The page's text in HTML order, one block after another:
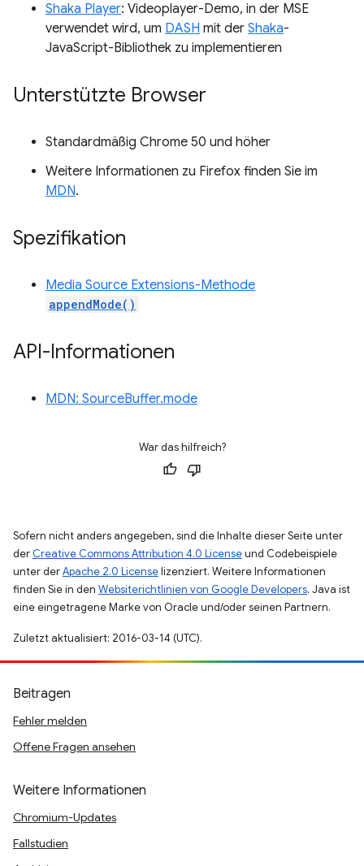
Shaka Player: Videoplayer-Demo, in der MSE
verwendet wird, um DASH mit der Shaka-
JavaScript-Bibliothek zu implementieren
Unterstützte Browser
Standardmäßig Chrome 50 und höher
Weitere Informationen zu Firefox finden Sie im
MDN.
Spezifikation
Media Source Extensions-Methode
appendMode()
API-Informationen
MDN: SourceBuffer.mode
War das hilfreich?
Sofern nicht anders angegeben, sind die Inhalte dieser Seite unter
der Creative Commons Attribution 4.0 Licenseund Codebeispiele
unter derApache 2.0 Licenselizenziert. Weitere Informationen
finden Sie in den Websiterichtlinien von Google Developers. Java ist
eine eingetragene Marke von Oracle und/oder seinen Partnern.
Zuletzt aktualisiert: 2016-03-14 (UTC).
Beitragen
Fehler melden
Offene Fragen ansehen
Weitere Informationen
Chromium-Updates
Fallstudien